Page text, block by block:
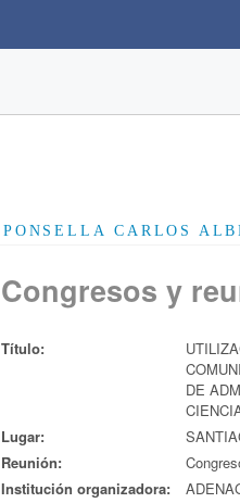
PONSELLA CARLOS
Congresos y
Título:
DE
Lugar:
Reunión:
Institución organizadora: